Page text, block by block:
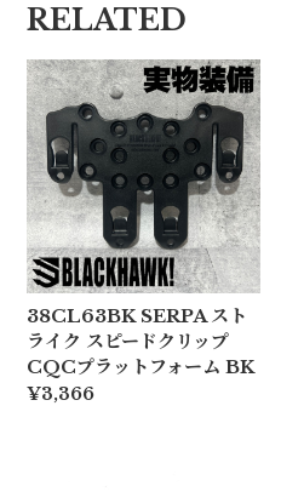
RELATED
38CL63BK SERPA スト
ライク スピードクリップ
CQCプラットフォーム BK
¥3,366